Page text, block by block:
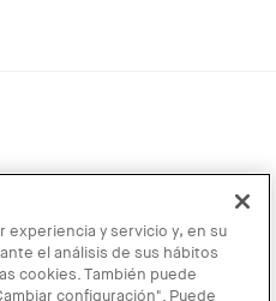
experiencia y servicio y, en su
el análisis de sus hábitos
cookies. También puede
configuración". Puede